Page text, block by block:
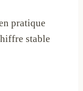
pratique
stable